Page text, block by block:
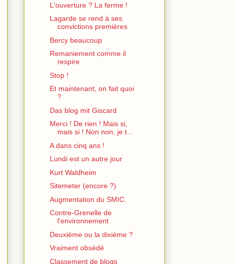
L'ouverture ? La ferme !
Lagarde se rend à ses
convictions premières
Bercy beaucoup
Remaniement comme il
respire
Stop !
Et maintenant, on fait quoi
?
Das blog mit Giscard
Merci ! De rien ! Mais si,
mais si ! Non non, je t...
A dans cinq ans !
Lundi est un autre jour
Kurt Waldheim
Sitemeter (encore ?)
Augmentation du SMIC.
Contre-Grenelle de
l'environnement
Deuxième ou la dixième ?
Vraiment obsédé
Classement de blogs